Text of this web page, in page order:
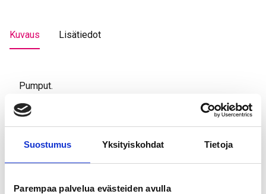
Suostumus Yksityiskohdat Tietoja
Parempaa palvelua evästeiden avulla
Kuvaus Lisätiedot
Pumput.
Tutustu myös